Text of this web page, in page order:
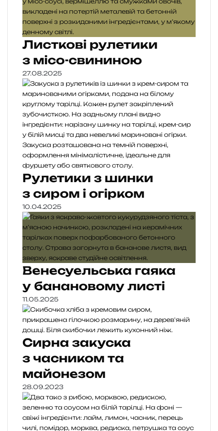
Листкові рулетики
з місо-свининою
27.08.2025
Рулетики з шинки
з сиром і огірком
10.04.2025
Венесуельська гаяка
у банановому листі
11.05.2025
Сирна закуска
з часником та
майонезом
28.09.2023